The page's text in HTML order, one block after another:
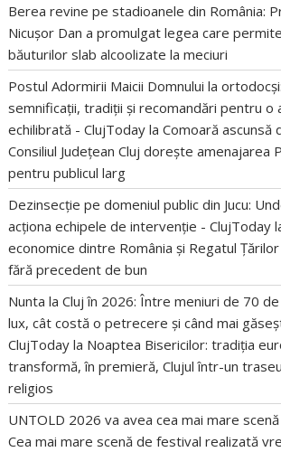
Berea revine pe stadioanele din România:
Nicușor Dan a promulgat legea care
băuturilor slab alcoolizate la meciuri
Postul Adormirii Maicii Domnului la
semnificații, tradiții și recomandări pentru o
echilibrată - ClujToday laComoară ascunsă
Consiliul Județean Cluj dorește amenajarea
pentru publicul larg
Dezinsecție pe domeniul public din Jucu:
acționa echipele de intervenție - ClujToday
economice dintre România și Regatul
fără precedent de bun
Nunta la Cluj în 2026: Între meniuri de 70
lux, cât costă o petrecere și când mai
ClujToday la Noaptea Bisericilor: tradiția
transformă, în premieră, Clujul într-un
religios
UNTOLD 2026 va avea cea mai mare
Cea mai mare scenă de festival realizată